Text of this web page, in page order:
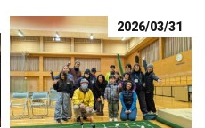
2026/03/31